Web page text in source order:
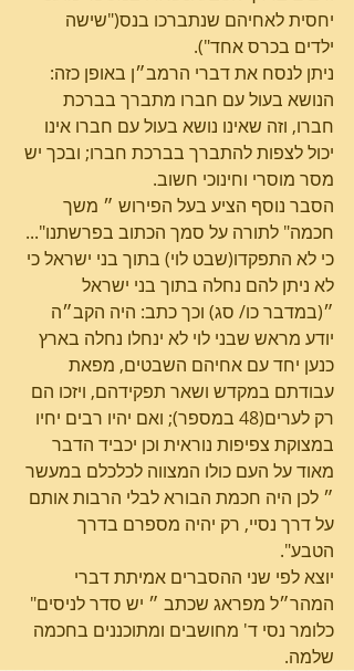
יחסית לאחיהם שנתברכו בנס("שישה
ילדים בכרס אחד").
ניתן לנסח את דברי הרמב״ן באופן כזה:
הנושא בעול עם חברו מתברך בברכת
חברו, וזה שאינו נושא בעול עם חברו אינו
יכול לצפות להתברך בברכת חברו; ובכך יש
מסר מוסרי וחינוכי חשוב.
הסבר נוסף הציע בעל הפירוש ״ משך
חכמה" לתורה על סמך הכתוב בפרשתנו"...
כי לא התפקדו(שבט לוי) בתוך בני ישראל כי
לא ניתן להם נחלה בתוך בני ישראל
״(במדבר כו/ סג) וכך כתב: היה הקב״ה
יודע מראש שבני לוי לא ינחלו נחלה בארץ
כנען יחד עם אחיהם השבטים, מפאת
עבודתם במקדש ושאר תפקידהם, ויזכו הם
רק לערים(48 במספר); ואם יהיו רבים יחיו
במצוקת צפיפות נוראית וכן יכביד הדבר
מאוד על העם כולו המצווה לכלכלם במעשר
״ לכן היה חכמת הבורא לבלי הרבות אותם
על דרך נסיי, רק יהיה מספרם בדרך
הטבע".
יוצא לפי שני ההסברים אמיתת דברי
המהר״ל מפראג שכתב ״ יש סדר לניסים"
כלומר נסי ד' מחושבים ומתוכננים בחכמה
שלמה.